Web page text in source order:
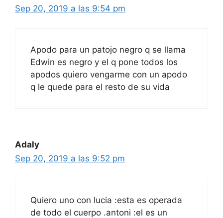
Sep 20, 2019 a las 9:54 pm
Apodo para un patojo negro q se llama
Edwin es negro y el q pone todos los
apodos quiero vengarme con un apodo
q le quede para el resto de su vida
Adaly
Sep 20, 2019 a las 9:52 pm
Quiero uno con lucia :esta es operada
de todo el cuerpo .antoni :el es un